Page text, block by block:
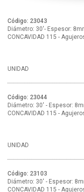
Código: 23043
Diámetro: 30'- Espesor:
CONCAVIDAD 115 -
UNIDAD
Código: 23044
Diámetro: 30' - Espesor:
CONCAVIDAD 115 -
UNIDAD
Código: 23103
Diámetro: 30' - Espesor:
CONCAVIDAD 115 -